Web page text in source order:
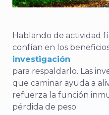
Hablando de actividad
confían en los
investigación
para respaldarlo. Las
que caminar ayuda a
refuerza la función
pérdida de peso.